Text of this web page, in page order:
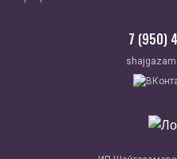
7 (950)